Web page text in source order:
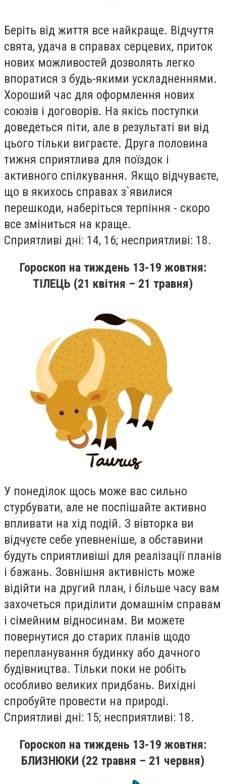
Берiть вiд життя все найкраще. Вiдчуття
свята, удача в справах серцевих, приток
нових можливостей дозволять легко
впоратися з будь-якими ускладненнями.
Хороший час для оформлення нових
союзiв i договорiв. На якiсь поступки
доведеться пiти, але в результатi ви вiд
цього тiльки виграєте. Друга половина
тижня сприятлива для поїздок i
активного спiлкування. Якщо вiдчуваєте,
що в якихось справах з`явилися
перешкоди, наберiться терпiння - скоро
все змiниться на краще.
Сприятливi днi: 14, 16; несприятливi: 18.
Гороскоп на тиждень 13-19 жовтня:
ТІЛЕЦЬ (21 квітня – 21 травня)
У понедiлок щось може вас сильно
стурбувати, але не поспiшайте активно
впливати на хiд подiй. З вiвторка ви
вiдчуєте себе упевненiше, а обставини
будуть сприятливiшi для реалiзацiї планiв
i бажань. Зовнiшня активнiсть може
вiдiйти на другий план, i бiльше часу вам
захочеться придiлити домашнiм справам
i сiмейним вiдносинам. Ви можете
повернутися до старих планiв щодо
перепланування будинку або дачного
будiвництва. Тiльки поки не робiть
особливо великих придбань. Вихiднi
спробуйте провести на природi.
Сприятливi днi: 15; несприятливi: 18.
Гороскоп на тиждень 13-19 жовтня:
БЛИЗНЮКИ (22 травня – 21 червня)